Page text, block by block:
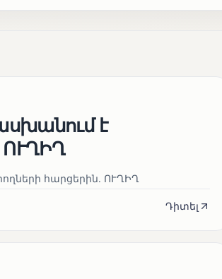
է
ՈՒՂԻՂ
հարցերին․ ՈՒՂԻՂ
Դիտել